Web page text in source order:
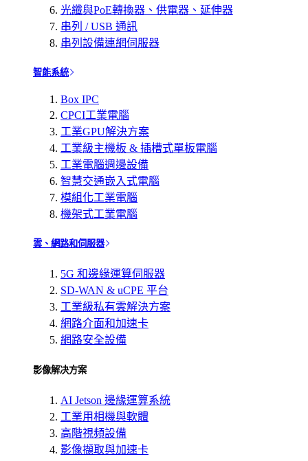
光纖與PoE轉換器、供電器、延伸器
串列 / USB 通訊
串列設備連網伺服器
智能系統
Box IPC
CPCI工業電腦
工業GPU解決方案
工業級主機板 & 插槽式單板電腦
工業電腦週邊設備
智慧交通嵌入式電腦
模組化工業電腦
機架式工業電腦
雲、網路和伺服器
5G 和邊緣運算伺服器
SD-WAN & uCPE 平台
工業級私有雲解決方案
網路介面和加速卡
網路安全設備
影像解决方案
AI Jetson 邊緣運算系統
工業用相機與軟體
高階視頻設備
影像擷取與加速卡